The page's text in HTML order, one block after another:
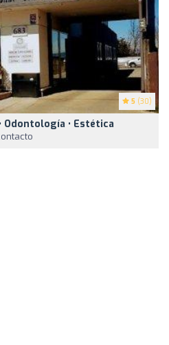
5 (30)
Odontología • Estética